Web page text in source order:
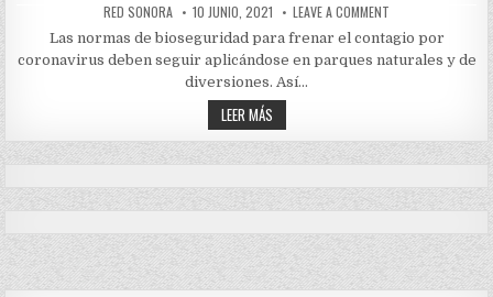
AUTHOR:
RED SONORA PUBLISHED
DATE:
10 JUNIO, 2021 LEAVE A COMMENT
NORMAS
DE
BIOSEGURIDAD
CORONAVIRUS
SEGUIR
Las normas de bioseguridad para frenar el contagio por
coronavirus deben seguir aplicándose en parques naturales y de
diversiones. Así…
LEER MÁSLAS
NORMAS
DE
PARA
FRENAR
CONTAGIO
APLICÁNDOSE